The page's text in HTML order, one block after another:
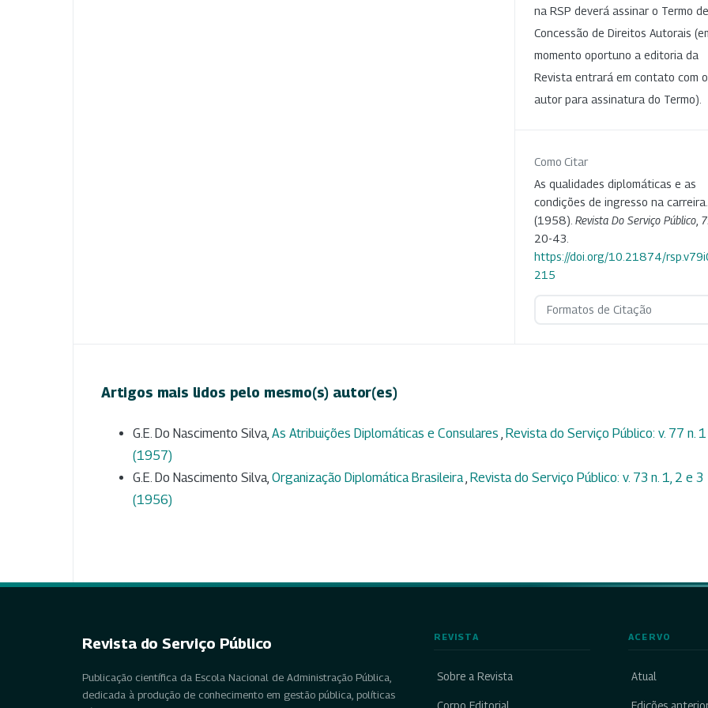
na RSP deverá assinar o Termo de
Concessão de Direitos Autorais
momento oportuno a editoria da
Revista entrará em contato com o
autor para assinatura do Termo).
Como Citar
As qualidades diplomáticas e as
condições de ingresso na carreira.
(1958). Revista Do Serviço Público
20-43.
https://doi.org/10.21874/
215
Formatos de Citação
Artigos mais lidos pelo mesmo(s) autor(es)
G.E. Do Nascimento Silva, As Atribuições Diplomáticas e Consulares , Revista do Serviço Público: v. 77 n. 1
(1957)
G.E. Do Nascimento Silva, Organização Diplomática Brasileira, Revista do Serviço Público: v. 73 n. 1, 2 e 3
(1956)
Revista do Serviço Público
Publicação científica da Escola Nacional de Administração Pública,
dedicada à produção de conhecimento em gestão pública, políticas
REVISTA
Sobre a Revista
ACERVO
Atual